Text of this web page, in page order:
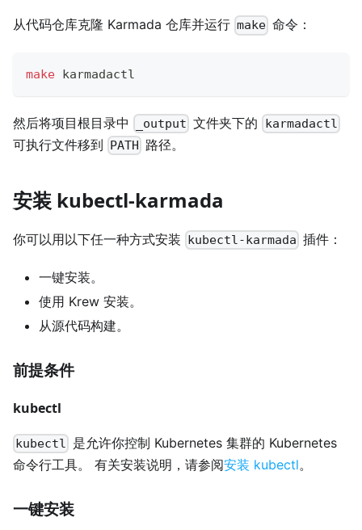
从代码仓库克隆 Karmada 仓库并运行 make 命令：
make karmadactl
然后将项目根目录中 _output 文件夹下的 karmadactl
可执行文件移到 PATH 路径。
安装 kubectl-karmada
你可以用以下任一种方式安装 kubectl-karmada 插件：
一键安装。
使用 Krew 安装。
从源代码构建。
前提条件
kubectl
kubectl 是允许你控制 Kubernetes 集群的 Kubernetes
命令行工具。 有关安装说明，请参阅安装 kubectl。
一键安装